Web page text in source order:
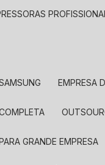
EMPRESA
GRANDE EMPRESA